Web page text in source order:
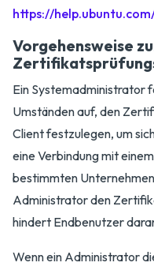
https://
Vorgehensweise
Ein Systemadministrator
Umständen auf, den
Client festzulegen, um
eine Verbindung mit
bestimmten
Administrator den
hindert Endbenutzer
Wenn ein Administrator